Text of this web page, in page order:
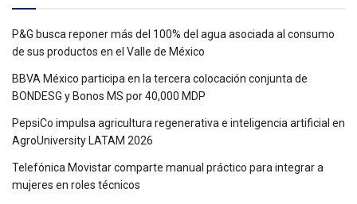
P&G busca reponer más del 100% del agua asociada al consumo
de sus productos en el Valle de México
BBVA México participa en la tercera colocación conjunta de
BONDESG y Bonos MS por 40,000 MDP
PepsiCo impulsa agricultura regenerativa e inteligencia artificial en
AgroUniversity LATAM 2026
Telefónica Movistar comparte manual práctico para integrar a
mujeres en roles técnicos